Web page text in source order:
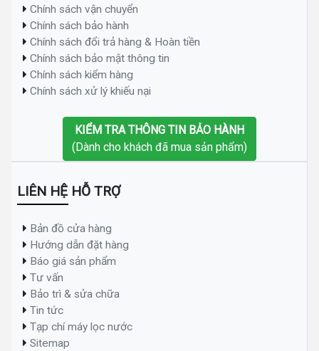
Chính sách vận chuyển
Chính sách bảo hành
Chính sách đổi trả hàng & Hoàn tiền
Chính sách bảo mật thông tin
Chính sách kiểm hàng
Chính sách xử lý khiếu nại
KIỂM TRA THÔNG TIN BẢO HÀNH
(Dành cho khách đã mua sản phẩm)
LIÊN HỆ HỖ TRỢ
Bản đồ cửa hàng
Hướng dẫn đặt hàng
Báo giá sản phẩm
Tư vấn
Bảo trì & sửa chữa
Tin tức
Tạp chí máy lọc nước
Sitemap